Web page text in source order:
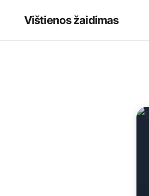
Vištienos žaidimas